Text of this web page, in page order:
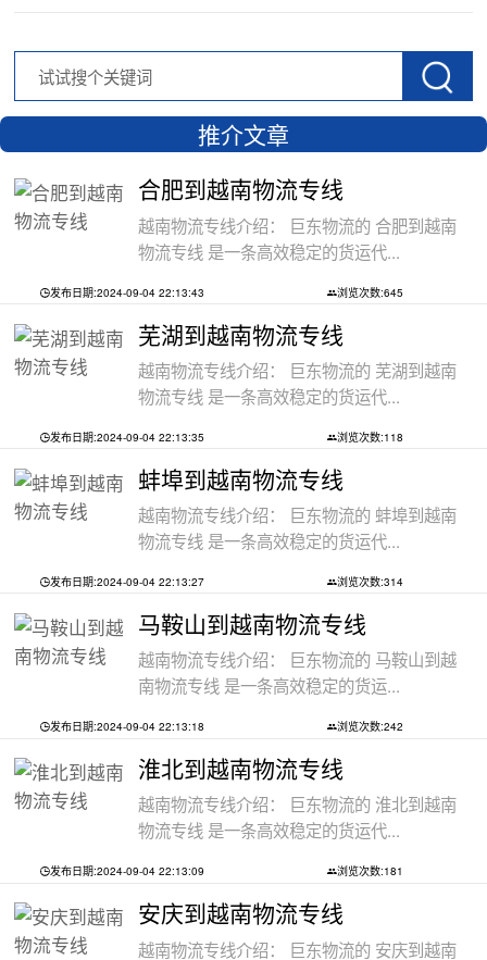
推介文章
合肥到越南物流专线
越南物流专线介绍： 巨东物流的 合肥到越南
物流专线 是一条高效稳定的货运代...
发布日期:2024-09-04 22:13:43 浏览次数:645
芜湖到越南物流专线
越南物流专线介绍： 巨东物流的 芜湖到越南
物流专线 是一条高效稳定的货运代...
发布日期:2024-09-04 22:13:35 浏览次数:118
蚌埠到越南物流专线
越南物流专线介绍： 巨东物流的 蚌埠到越南
物流专线 是一条高效稳定的货运代...
发布日期:2024-09-04 22:13:27 浏览次数:314
马鞍山到越南物流专线
越南物流专线介绍： 巨东物流的 马鞍山到越
南物流专线 是一条高效稳定的货运...
发布日期:2024-09-04 22:13:18 浏览次数:242
淮北到越南物流专线
越南物流专线介绍： 巨东物流的 淮北到越南
物流专线 是一条高效稳定的货运代...
发布日期:2024-09-04 22:13:09 浏览次数:181
安庆到越南物流专线
越南物流专线介绍： 巨东物流的 安庆到越南